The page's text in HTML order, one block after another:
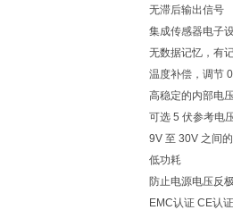
无滞后输出信号
集成传感器电子设
无数据记忆，有
温度补偿，调节
高稳定的内部电
可选 5 伏参考电
9V 至 30V 之间的
低功耗
防止电源电压反
EMC认证 CE认证